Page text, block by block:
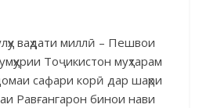
ваҳдати миллӣ – Пешвои
Тоҷикистон муҳтарам
сафари корӣ дар шаҳри
Равғангарон бинои нави